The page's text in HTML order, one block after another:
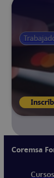
Coremsa